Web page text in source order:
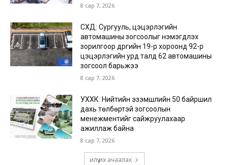
8 сар 7, 2026
СХД: Сургууль, цэцэрлэгийн
автомашины зогсоолыг нэмэгдүүлэх
зорилгоор дүүргийн 19-р хороонд 92-р
цэцэрлэгийн урд талд 62 автомашины
зогсоол барьжээ
8 сар 7, 2026
УХХК: Нийтийн эзэмшлийн 50 байршил
дахь төлбөртэй зогсоолын
менежментийг сайжруулахаар
ажиллаж байна
8 сар 7, 2026
илүү их ачаалах